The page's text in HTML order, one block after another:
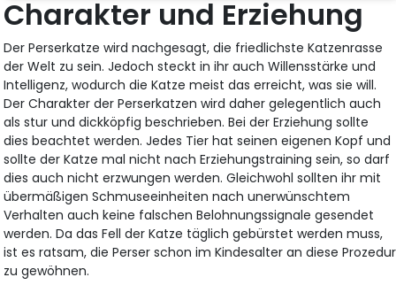
Charakter und Erziehung
Der Perserkatze wird nachgesagt, die friedlichste Katzenrasse
der Welt zu sein. Jedoch steckt in ihr auch Willensstärke und
Intelligenz, wodurch die Katze meist das erreicht, was sie will.
Der Charakter der Perserkatzen wird daher gelegentlich auch
als stur und dickköpfig beschrieben. Bei der Erziehung sollte
dies beachtet werden. Jedes Tier hat seinen eigenen Kopf und
sollte der Katze mal nicht nach Erziehungstraining sein, so darf
dies auch nicht erzwungen werden. Gleichwohl sollten ihr mit
übermäßigen Schmuseeinheiten nach unerwünschtem
Verhalten auch keine falschen Belohnungssignale gesendet
werden. Da das Fell der Katze täglich gebürstet werden muss,
ist es ratsam, die Perser schon im Kindesalter an diese Prozedur
zu gewöhnen.